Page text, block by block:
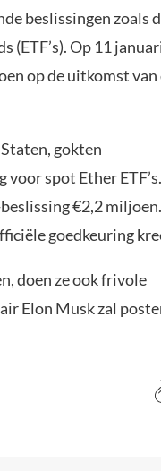
beslissingen zoals
(ETF’s). Op 11
op de uitkomst van
gokten
spot Ether
€2,2
goedkeuring
doen ze ook frivole
Elon Musk zal